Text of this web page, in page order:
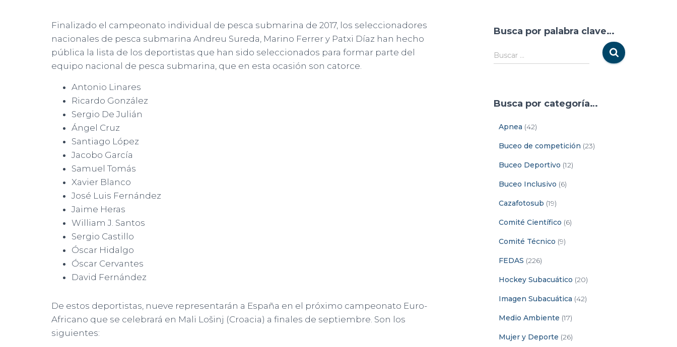
Finalizado el campeonato individual de pesca submarina de 2017, los seleccionadores
nacionales de pesca submarina Andreu Sureda, Marino Ferrer y Patxi Díaz han hecho
pública la lista de los deportistas que han sido seleccionados para formar parte del
equipo nacional de pesca submarina, que en esta ocasión son catorce.
Antonio Linares
Ricardo González
Sergio De Julián
Ángel Cruz
Santiago López
Jacobo García
Samuel Tomás
Xavier Blanco
José Luis Fernández
Jaime Heras
William J. Santos
Sergio Castillo
Óscar Hidalgo
Óscar Cervantes
David Fernández
De estos deportistas, nueve representarán a España en el próximo campeonato Euro-
Africano que se celebrará en Mali Lošinj (Croacia) a finales de septiembre. Son los
siguientes:
Busca por palabra clave…
Buscar …
Busca por categoría…
Apnea (42)
Buceo de competición (23)
Buceo Deportivo (12)
Buceo Inclusivo (6)
Cazafotosub (19)
Comité Científico (6)
Comité Técnico (9)
FEDAS (226)
Hockey Subacuático (20)
Imagen Subacuática (42)
Medio Ambiente (17)
Mujer y Deporte (26)